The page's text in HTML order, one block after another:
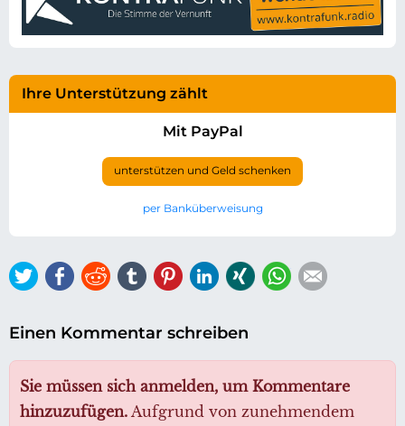
Ihre Unterstützung zählt
Mit PayPal
unterstützen und Geld schenken
per Banküberweisung
TwitterFacebook
ReddittumblrPinterestLinkedIn
Xing WhatsApp
Einen Kommentar schreiben
Sie müssen sich anmelden, um Kommentare
hinzuzufügen. Aufgrund von zunehmendem